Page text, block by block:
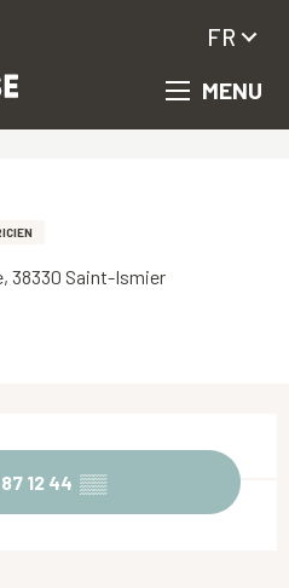
MENU
FR
38330 Saint-Ismier
12 44 ▒▒